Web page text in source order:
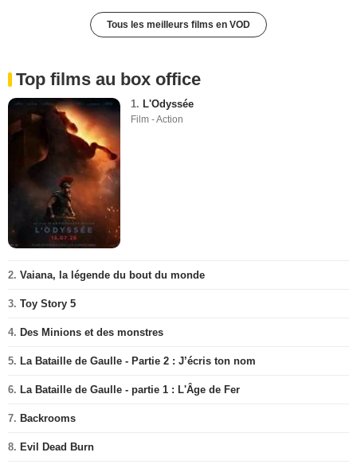
Tous les meilleurs films en VOD
Top films au box office
1. L'Odyssée
Film - Action
2. Vaiana, la légende du bout du monde
3. Toy Story 5
4. Des Minions et des monstres
5. La Bataille de Gaulle - Partie 2 : J’écris ton nom
6. La Bataille de Gaulle - partie 1 : L'Âge de Fer
7. Backrooms
8. Evil Dead Burn